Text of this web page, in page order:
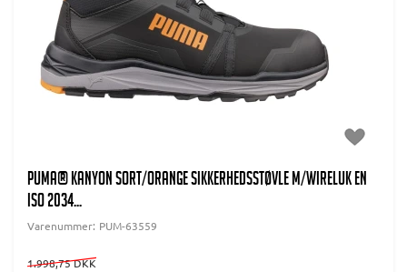
PUMA® Kanyon Sort/orange Sikkerhedsstøvle m/wireluk EN
ISO 2034...
Varenummer: PUM-63559
1.998,75 DKK